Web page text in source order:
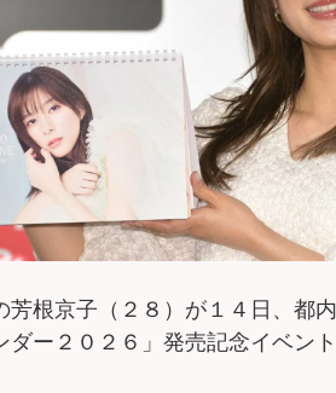
根京子（２８）が１４日、都
ダー２０２６」発売記念イベント